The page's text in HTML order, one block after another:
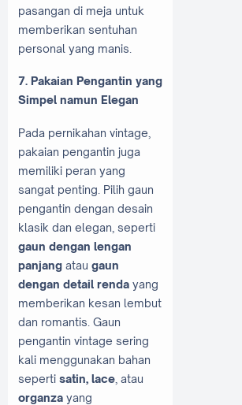
pasangan di meja untuk
memberikan sentuhan
personal yang manis.
7. Pakaian Pengantin yang
Simpel namun Elegan
Pada pernikahan vintage,
pakaian pengantin juga
memiliki peran yang
sangat penting. Pilih gaun
pengantin dengan desain
klasik dan elegan, seperti
gaun dengan lengan
panjang atau gaun
dengan detail renda yang
memberikan kesan lembut
dan romantis. Gaun
pengantin vintage sering
kali menggunakan bahan
seperti satin, lace , atau
organza yang